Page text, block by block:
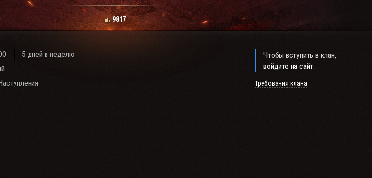
9817
5 дней в неделю
в укрепах, на ГК и турнирах
Чтобы вступить в клан,
войдите на сайт.
Требования клана